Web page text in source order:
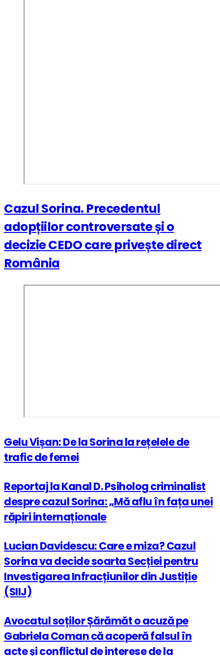
Cazul Sorina. Precedentul
adopțiilor controversate și o
decizie CEDO care privește direct
România
Gelu Vișan: De la Sorina la rețelele de
trafic de femei
Reportaj la Kanal D. Psiholog criminalist
despre cazul Sorina: „Mă aflu în fața unei
răpiri internaționale
Lucian Davidescu: Care e miza? Cazul
Sorina va decide soarta Secției pentru
Investigarea Infracțiunilor din Justiție
(SIIJ)
Avocatul soților Șărămăt o acuză pe
Gabriela Coman că acoperă falsul în
acte și conflictul de interese de la